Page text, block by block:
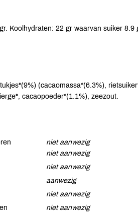
Koolhydraten: 22 gr waarvan suiker 8.9
(cacaomassa*(6.3%),
cacaopoeder*(1.1%), zeezout.
niet aanwezig
niet aanwezig
niet aanwezig
aanwezig
niet aanwezig
niet aanwezig